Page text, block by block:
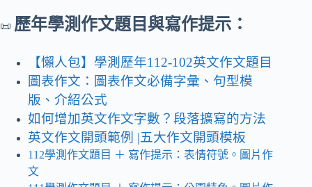
📜 歷年學測作文題目與寫作提示：
【懶人包】學測歷年112-102英文作文題目
圖表作文：圖表作文必備字彙、句型模
版、介紹公式
如何增加英文作文字數？段落擴寫的方法
英文作文開頭範例 |五大作文開頭模板
112學測作文題目 ＋ 寫作提示 ：表情符號。圖片作
文